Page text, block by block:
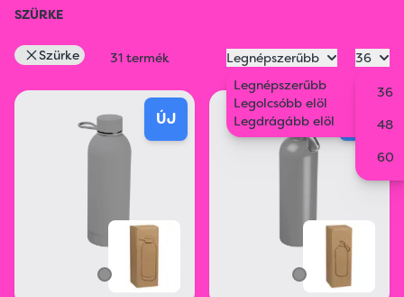
SZÜRKE
Szürke 31 termék
Legnépszerűbb
Legnépszerűbb
Legolcsóbb elöl
Legdrágább elöl
36
36
48
60
ÚJ